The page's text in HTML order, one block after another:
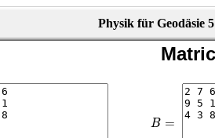
Physik für Geodäsie
B =
B=